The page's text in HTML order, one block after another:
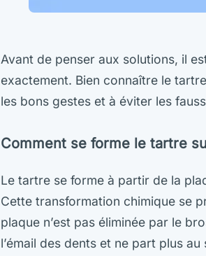
Avant de penser aux solutions, il
exactement. Bien connaître le
les bons gestes et à éviter les
Comment se forme le tartre
Le tartre se forme à partir de la
Cette transformation chimique se
plaque n’est pas éliminée par le
l’émail des dents et ne part plus